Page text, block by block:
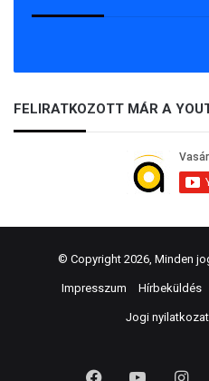
FELIRATKOZOTT MÁR A
© Copyright 2026, Minden
Impresszum Hírbeküldés
Jogi nyilatkozat